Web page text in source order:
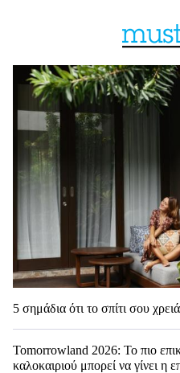
5 σημάδια ότι το σπίτι σου
Tomorrowland 2026: Το πιο
καλοκαιριού μπορεί να γίνει η